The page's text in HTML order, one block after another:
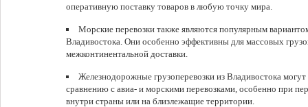
оперативную поставку товаров в любую точку мира.
Морские перевозки также являются популярным
Владивостока. Они особенно эффективны для массовых
межконтинентальной доставки.
Железнодорожные грузоперевозки из Владивостока
сравнению с авиа- и морскими перевозками, особенно при
внутри страны или на близлежащие территории.